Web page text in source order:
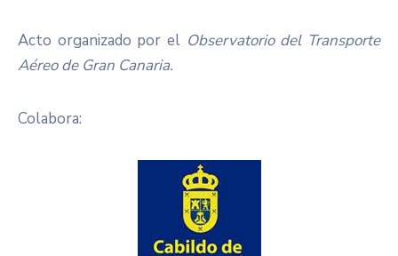
Acto organizado por el Observatorio del Transporte
Aéreo de Gran Canaria.
Colabora: